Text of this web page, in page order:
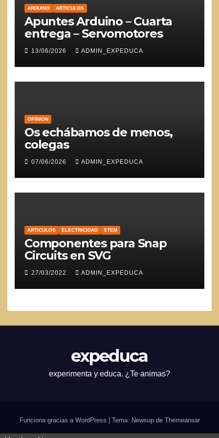
ARDUINO ARTICULOS
Apuntes Arduino – Cuarta
entrega – Servomotores
13/06/2026 ADMIN_EXPEDUCA
OPINION
Os echábamos de menos,
colegas
07/06/2026 ADMIN_EXPEDUCA
ARTICULOS ELECTRICIDAD STEM
Componentes para Snap
Circuits en SVG
27/03/2022 ADMIN_EXPEDUCA
expeduca
experimenta y educa. ¿Te animas?
Funciona gracias a WordPress Tema: Newsup de Themeansar